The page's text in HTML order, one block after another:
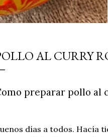
AL CURRY
preparar pollo al
días a todos. Hacía